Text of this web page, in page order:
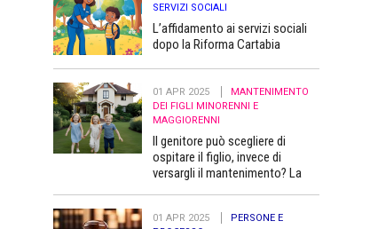
SERVIZI SOCIALI
L’affidamento ai servizi sociali
dopo la Riforma Cartabia
01 APR 2025
MANTENIMENTO
DEI FIGLI MINORENNI E
MAGGIORENNI
Il genitore può scegliere di
ospitare il figlio, invece di
versargli il mantenimento? La
01 APR 2025
PERSONE E